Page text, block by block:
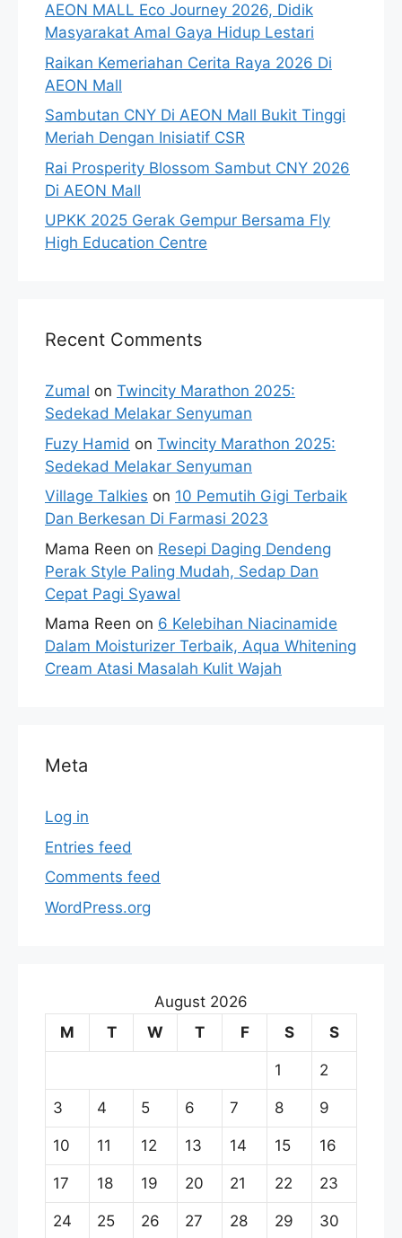
AEON MALL Eco Journey 2026, Didik
Masyarakat Amal Gaya Hidup Lestari
Raikan Kemeriahan Cerita Raya 2026 Di
AEON Mall
Sambutan CNY Di AEON Mall Bukit Tinggi
Meriah Dengan Inisiatif CSR
Rai Prosperity Blossom Sambut CNY 2026
Di AEON Mall
UPKK 2025 Gerak Gempur Bersama Fly
High Education Centre
Recent Comments
Zumal on Twincity Marathon 2025:
Sedekad Melakar Senyuman
Fuzy Hamid on Twincity Marathon 2025:
Sedekad Melakar Senyuman
Village Talkies on 10 Pemutih Gigi Terbaik
Dan Berkesan Di Farmasi 2023
Mama Reen on Resepi Daging Dendeng
Perak Style Paling Mudah, Sedap Dan
Cepat Pagi Syawal
Mama Reen on 6 Kelebihan Niacinamide
Dalam Moisturizer Terbaik, Aqua Whitening
Cream Atasi Masalah Kulit Wajah
Meta
Log in
Entries feed
Comments feed
WordPress.org
August 2026
M
T W T F S S
1 2
3 4 5 6 7 8 9
10 11 12 13 14 15 16
17 18 19 20 21 22 23
24 25 26 27 28 29 30